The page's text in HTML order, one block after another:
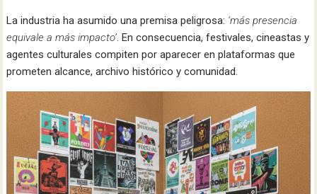
La industria ha asumido una premisa peligrosa: ‘más presencia
equivale a más impacto’. En consecuencia, festivales, cineastas y
agentes culturales compiten por aparecer en plataformas que
prometen alcance, archivo histórico y comunidad.